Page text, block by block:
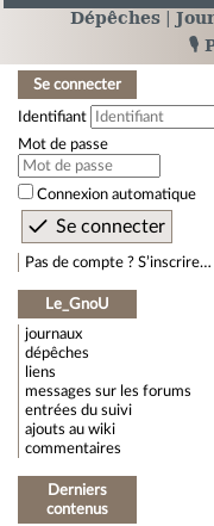
Dépêches
🎙️
Se connecter
Identifiant
Mot de passe
Connexion automatique
Pas de compte ? S’inscrire…
Le_GnoU
journaux
dépêches
liens
messages sur les forums
entrées du suivi
ajouts au wiki
commentaires
Derniers
contenus